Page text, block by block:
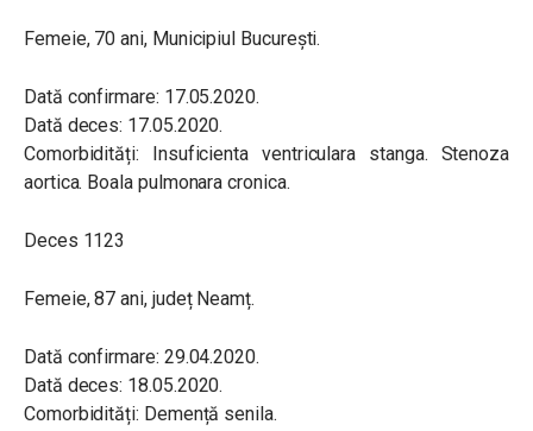
Femeie, 70 ani, Municipiul București.
Dată confirmare: 17.05.2020.
Dată deces: 17.05.2020.
Comorbidități: Insuficienta ventriculara stanga. Stenoza
aortica. Boala pulmonara cronica.
Deces 1123
Femeie, 87 ani, județ Neamț.
Dată confirmare: 29.04.2020.
Dată deces: 18.05.2020.
Comorbidități: Demență senila.